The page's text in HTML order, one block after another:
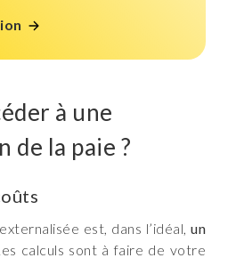
à une
de la paie ?
est, dans l’idéal, un
calculs sont à faire de votre